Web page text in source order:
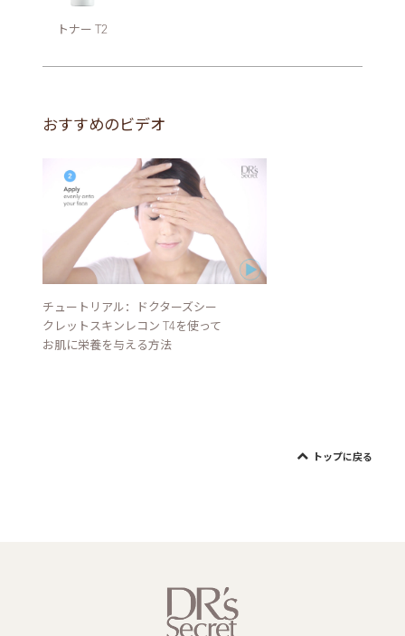
トナー T2
おすすめのビデオ
チュートリアル：ドクターズシー
クレットスキンレコン T4を使って
お肌に栄養を与える方法
トップに戻る